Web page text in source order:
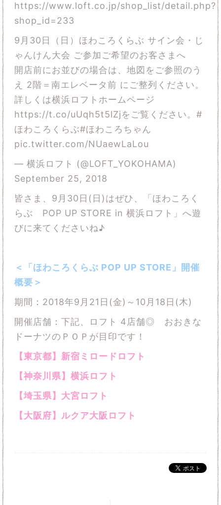
https://www.loft.co.jp/shop_list/detail.php?
shop_id=233
9月30日（日）ほわころくらぶ サイン会・じ
ゃんけん大会 ご参加ご希望のお客さまへ
開店前にお並びの場合は、地図をご参照のう
え 2階＝南エレベータ前 にご整列ください。
詳しくは横浜ロフトホームページ
https://t.co/uUqh5t5lZjをご覧ください。 #
ほわころくらぶ#ほわころちゃん
pic.twitter.com/NUaewLaLou
— 横浜ロフト (@LOFT_YOKOHAMA)
September 25, 2018
皆さま、9月30日(日)はぜひ、「ほわころく
らぶ POP UP STORE in 横浜ロフト」へ遊
びに来てくださいね♪
＜「ほわころくらぶ POP UP STORE」開催
概要＞
期間：2018年9月21日(金)～10月18日(木)
開催店舗：下記、ロフト 4店舗◎ おおきな
ドーナツのＰＯＰが目印です！
【東京都】新宿ミロードロフト
【神奈川県】横浜ロフト
【埼玉県】大宮ロフト
【大阪府】ルクア大阪ロフト